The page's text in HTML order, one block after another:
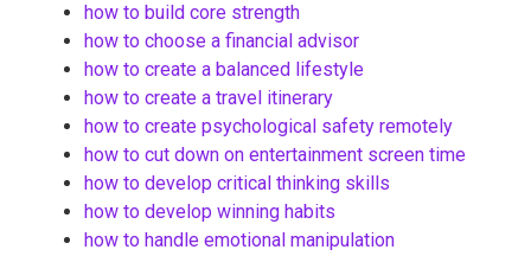
how to build core strength
how to choose a financial advisor
how to create a balanced lifestyle
how to create a travel itinerary
how to create psychological safety remotely
how to cut down on entertainment screen time
how to develop critical thinking skills
how to develop winning habits
how to handle emotional manipulation